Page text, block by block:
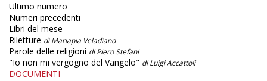
Ultimo numero
Numeri precedenti
Libri del mese
Riletture di Mariapia Veladiano
Parole delle religioni di Piero Stefani
"Io non mi vergogno del Vangelo" di Luigi Accattoli
DOCUMENTI